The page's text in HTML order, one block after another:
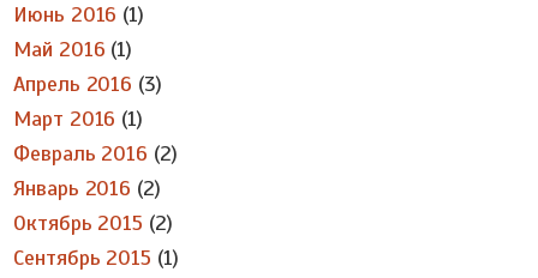
Июнь 2016 (1)
Май 2016 (1)
Апрель 2016 (3)
Март 2016 (1)
Февраль 2016 (2)
Январь 2016 (2)
Октябрь 2015 (2)
Сентябрь 2015 (1)